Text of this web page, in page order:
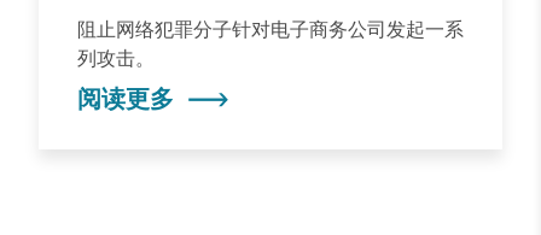
阻止网络犯罪分子针对电子商务公司发起一系
列攻击。
阅读更多